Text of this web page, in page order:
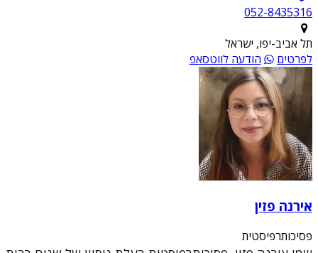
052-8435316
תל אביב-יפו, ישראל
לפרטים
הודעה לווטסאפ
אירנה פזין
פסיכותרפיסטית